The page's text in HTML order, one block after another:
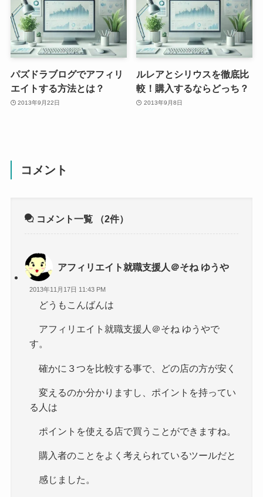
パズドラブログでアフィリ
エイトする方法とは？
2013年9月22日
ルレアとシリウスを徹底比
較！購入するならどっち？
2013年9月8日
コメント
コメント一覧 （2件）
アフィリエイト就職支援人＠そね ゆうや
2013年11月17日 11:43 PM
どうもこんばんは
アフィリエイト就職支援人＠そね ゆうやで
す。
確かに３つを比較する事で、どの店の方が安く
変えるのか分かりますし、ポイントを持ってい
る人は
ポイントを使える店で買うことができますね。
購入者のことをよく考えられているツールだと
感じました。